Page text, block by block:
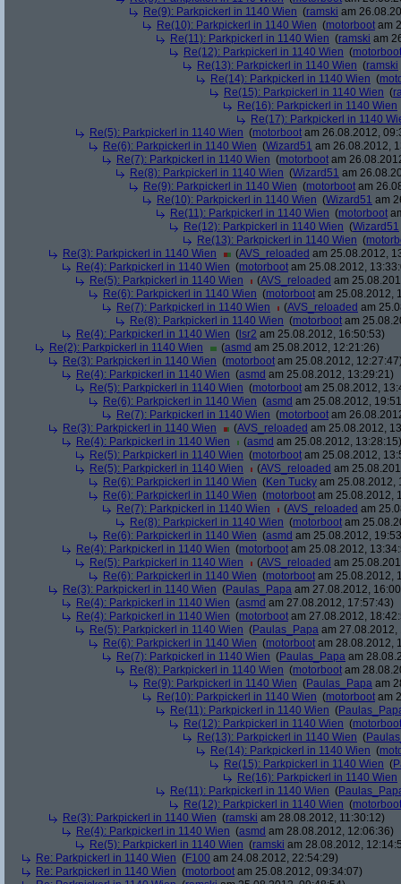
Re(9): Parkpickerl in 1140 Wien (ramski am
Re(10): Parkpickerl in 1140 Wien (motorboot am
Re(11): Parkpickerl in 1140 Wien (ramski am
Re(12): Parkpickerl in 1140 Wien (motorboot
Re(13): Parkpickerl in 1140 Wien (ramski
Re(14): Parkpickerl in 1140 Wien (
Re(15): Parkpickerl in 1140 Wien (
Re(16): Parkpickerl in 1140 Wien
Re(17): Parkpickerl in 1140
Re(5): Parkpickerl in 1140 Wien (motorboot am 26.08.2012,
Re(6): Parkpickerl in 1140 Wien (Wizard51 am 26.08.2012,
Re(7): Parkpickerl in 1140 Wien (motorboot am
Re(8): Parkpickerl in 1140 Wien (Wizard51 am
Re(9): Parkpickerl in 1140 Wien (motorboot am
Re(10): Parkpickerl in 1140 Wien (Wizard51 am
Re(11): Parkpickerl in 1140 Wien (motorboot
Re(12): Parkpickerl in 1140 Wien (Wizard51
Re(13): Parkpickerl in 1140 Wien (
Re(3): Parkpickerl in 1140 Wien
(AVS_reloaded am 25.08.2012,
Re(4): Parkpickerl in 1140 Wien (motorboot am 25.08.2012,
Re(5): Parkpickerl in 1140 Wien
(AVS_reloaded am
Re(6): Parkpickerl in 1140 Wien (motorboot am 25.08.2012,
Re(7): Parkpickerl in 1140 Wien
(AVS_reloaded am
Re(8): Parkpickerl in 1140 Wien (motorboot am
Re(4): Parkpickerl in 1140 Wien ( lsr2 am 25.08.2012, 16:50:53)
Re(2): Parkpickerl in 1140 Wien
(asmd am 25.08.2012, 12:21:26)
Re(3): Parkpickerl in 1140 Wien (motorboot am 25.08.2012,
Re(4): Parkpickerl in 1140 Wien (asmd am 25.08.2012, 13:29:21)
Re(5): Parkpickerl in 1140 Wien (motorboot am 25.08.2012,
Re(6): Parkpickerl in 1140 Wien (asmd am 25.08.2012,
Re(7): Parkpickerl in 1140 Wien (motorboot am
Re(3): Parkpickerl in 1140 Wien
(AVS_reloaded am 25.08.2012,
Re(4): Parkpickerl in 1140 Wien
(asmd am 25.08.2012, 13:28:15)
Re(5): Parkpickerl in 1140 Wien (motorboot am 25.08.2012,
Re(5): Parkpickerl in 1140 Wien
(AVS_reloaded am
Re(6): Parkpickerl in 1140 Wien (Ken Tucky am 25.08.2012,
Re(6): Parkpickerl in 1140 Wien (motorboot am 25.08.2012,
Re(7): Parkpickerl in 1140 Wien
(AVS_reloaded am
Re(8): Parkpickerl in 1140 Wien (motorboot am
Re(6): Parkpickerl in 1140 Wien (asmd am 25.08.2012,
Re(4): Parkpickerl in 1140 Wien (motorboot am 25.08.2012,
Re(5): Parkpickerl in 1140 Wien
(AVS_reloaded am
Re(6): Parkpickerl in 1140 Wien (motorboot am 25.08.2012,
Re(3): Parkpickerl in 1140 Wien (Paulas_Papa am 27.08.2012,
Re(4): Parkpickerl in 1140 Wien (asmd am 27.08.2012, 17:57:43)
Re(4): Parkpickerl in 1140 Wien (motorboot am 27.08.2012,
Re(5): Parkpickerl in 1140 Wien (Paulas_Papa am 27.08.2012,
Re(6): Parkpickerl in 1140 Wien (motorboot am 28.08.2012,
Re(7): Parkpickerl in 1140 Wien (Paulas_Papa am
Re(8): Parkpickerl in 1140 Wien (motorboot am
Re(9): Parkpickerl in 1140 Wien (Paulas_Papa am
Re(10): Parkpickerl in 1140 Wien (motorboot am
Re(11): Parkpickerl in 1140 Wien (
Re(12): Parkpickerl in 1140 Wien (motorboot
Re(13): Parkpickerl in 1140 Wien (
Re(14): Parkpickerl in 1140 Wien (
Re(15): Parkpickerl in 1140 Wien (
Re(16): Parkpickerl in 1140 Wien
Re(11): Parkpickerl in 1140 Wien (
Re(12): Parkpickerl in 1140 Wien (motorboot
Re(3): Parkpickerl in 1140 Wien (ramski am 28.08.2012, 11:30:12)
Re(4): Parkpickerl in 1140 Wien (asmd am 28.08.2012, 12:06:36)
Re(5): Parkpickerl in 1140 Wien (ramski am 28.08.2012,
Re: Parkpickerl in 1140 Wien (F100 am 24.08.2012, 22:54:29)
Re: Parkpickerl in 1140 Wien (motorboot am 25.08.2012, 09:34:07)